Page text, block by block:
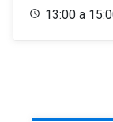
13:00 a